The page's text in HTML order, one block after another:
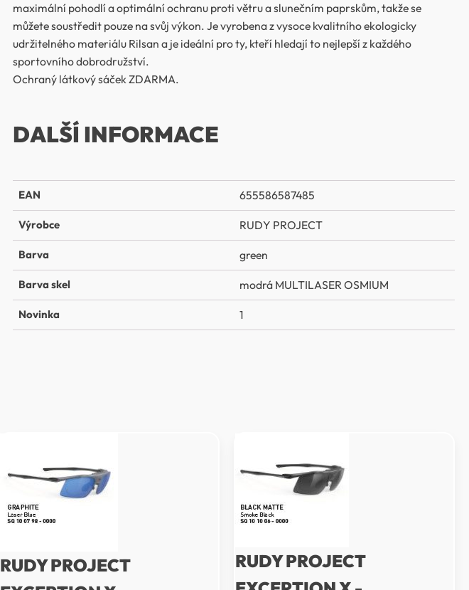
maximální pohodlí a optimální ochranu proti větru a slunečním paprskům, takže se
můžete soustředit pouze na svůj výkon. Je vyrobena z vysoce kvalitního ekologicky
udržitelného materiálu Rilsan a je ideální pro ty, kteří hledají to nejlepší z každého
sportovního dobrodružství.
Ochraný látkový sáček ZDARMA.
DALŠÍ INFORMACE
EAN 655586587485
Výrobce RUDY PROJECT
Barva green
Barva skel modrá MULTILASER OSMIUM
Novinka 1
RUDY PROJECT
RUDY PROJECT